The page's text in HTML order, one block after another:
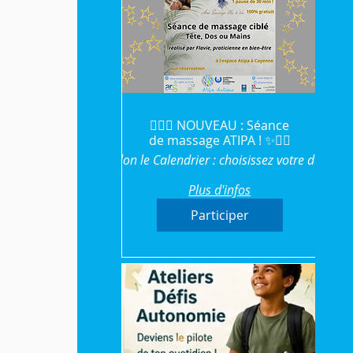
💆‍♀️✨ NOUVEAU : Séance
de massage ATIPA ! ✨💆‍♂️
Selon le Calendrier : choisissez votre date
Plus d'infos
Participer